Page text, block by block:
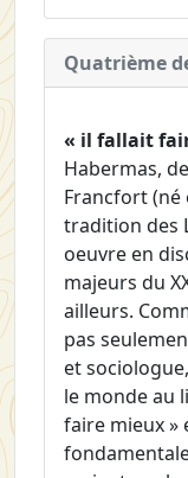
Quatrième
« il fallait
Habermas,
Francfort (né
tradition des
oeuvre en
majeurs du
ailleurs.
pas
et
le monde au
faire mieux »